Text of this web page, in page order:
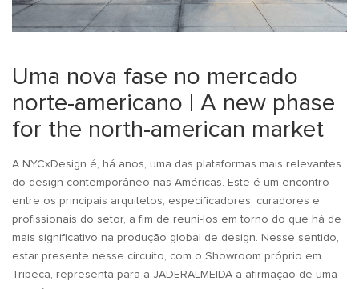
Uma nova fase no mercado
norte-americano | A new phase
for the north-american market
A NYCxDesign é, há anos, uma das plataformas mais relevantes
do design contemporâneo nas Américas. Este é um encontro
entre os principais arquitetos, especificadores, curadores e
profissionais do setor, a fim de reuni-los em torno do que há de
mais significativo na produção global de design. Nesse sentido,
estar presente nesse circuito, com o Showroom próprio em
Tribeca, representa para a JADERALMEIDA a afirmação de uma